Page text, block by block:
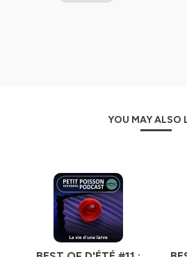
https://baleinesousgravillon.com/
_______
Contact :
Marc Mortelmans
YOU MAY ALSO